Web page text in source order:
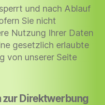
und nach Ablauf
Sie nicht
Nutzung Ihrer Daten
gesetzlich erlaubte
von unserer Seite
zur Direktwerbung